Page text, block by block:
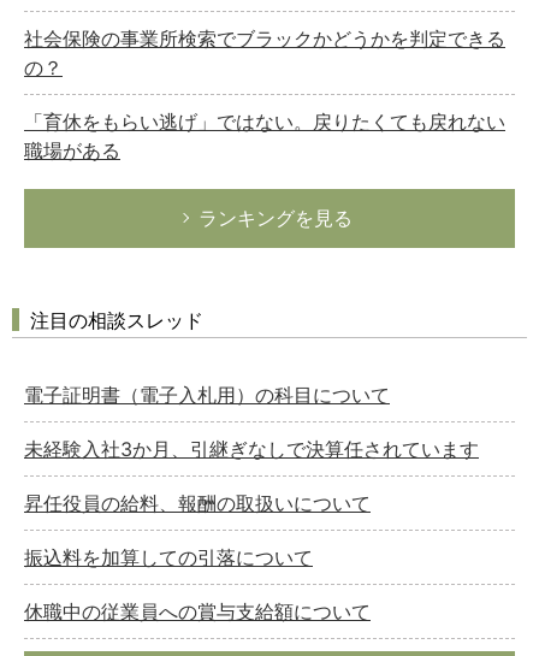
社会保険の事業所検索でブラックかどうかを判定できる
の？
「育休をもらい逃げ」ではない。戻りたくても戻れない
職場がある
ランキングを見る
注目の相談スレッド
電子証明書（電子入札用）の科目について
未経験入社3か月、引継ぎなしで決算任されています
昇任役員の給料、報酬の取扱いについて
振込料を加算しての引落について
休職中の従業員への賞与支給額について